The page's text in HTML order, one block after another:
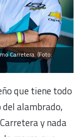
Carretera. (Foto:
que tiene todo
alambrado,
y nada